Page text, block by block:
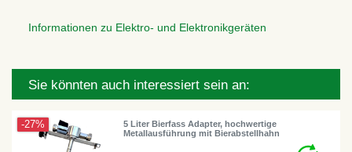
Informationen zu Elektro- und Elektronikgeräten
Sie könnten auch interessiert sein an:
-27%
5 Liter Bierfass Adapter, hochwertige
Metallausführung mit Bierabstellhahn